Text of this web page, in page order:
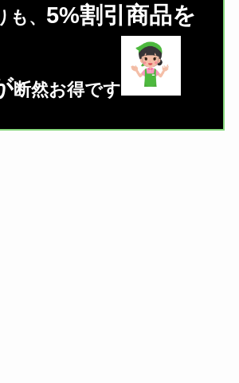
、 5%割引商品を
断然お得です